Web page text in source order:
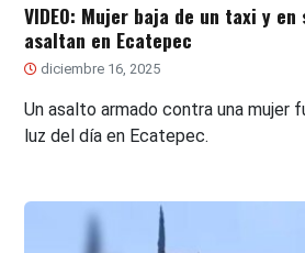
VIDEO: Mujer baja de un taxi y en
asaltan en Ecatepec
diciembre 16, 2025
Un asalto armado contra una mujer
luz del día en Ecatepec.